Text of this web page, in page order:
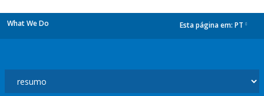
What We Do Esta página em: PT